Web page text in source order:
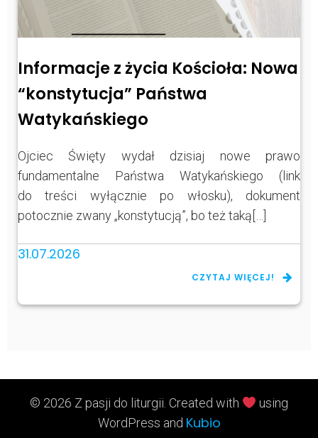
Informacje z życia Kościoła: Nowa
“konstytucja” Państwa
Watykańskiego
Ojciec Święty wydał dzisiaj nowe prawo
fundamentalne Państwa Watykańskiego (link
do treści wyłącznie po włosku), dokument
potocznie zwany „konstytucją”, bo też taką[…]
31.07.2026
CZYTAJ WIĘCEJ!
© 2026 Z pasji do liturgii. Created with
using
WordPress and Kubio